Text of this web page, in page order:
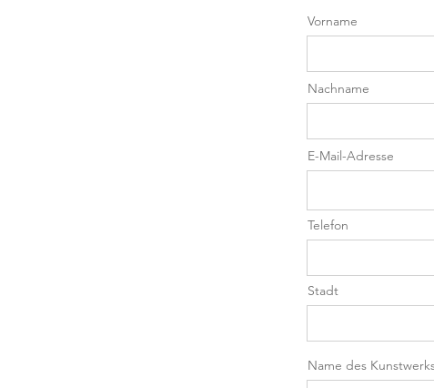
Vorname
Nachname
E-Mail-Adresse
Telefon
Stadt
Name des